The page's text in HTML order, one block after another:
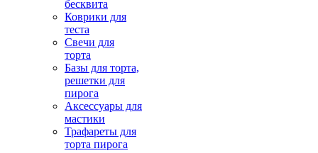
бесквита
Коврики для
теста
Свечи для
торта
Базы для торта,
решетки для
пирога
Аксессуары для
мастики
Трафареты для
торта пирога